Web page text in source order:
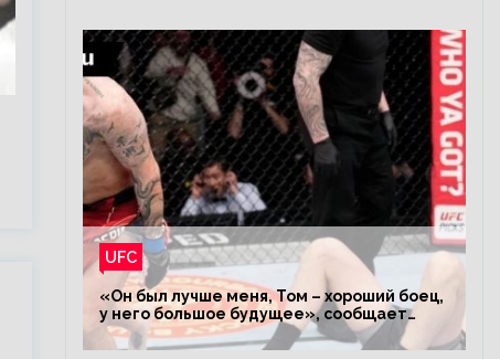
UFC
«Он был лучше меня, Том – хороший боец,
у него большое будущее», сообщает
Волков – о поражении Аспиналлу